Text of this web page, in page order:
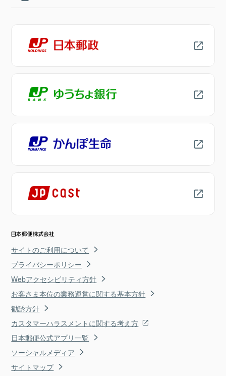
サイトのご利用について
プライバシーポリシー
Webアクセシビリティ方針
お客さま本位の業務運営に関する基本方針
勧誘方針
カスタマーハラスメントに関する考え方
日本郵便公式アプリ一覧
ソーシャルメディア
サイトマップ